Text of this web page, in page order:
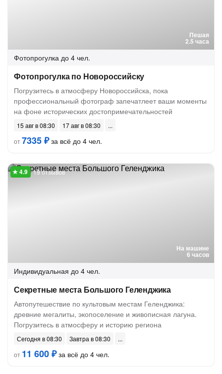
Пешая
2.5 часа
Фотопрогулка до 4 чел.
Фотопрогулка по Новороссийску
Погрузитесь в атмосферу Новороссийска, пока
профессиональный фотограф запечатлеет ваши моменты
на фоне исторических достопримечательностей
15 авг в 08:30
17 авг в 08:30
от7335 ₽за всё до 4 чел.
На машине
6 часов
19 отзывов
Индивидуальная до 4 чел.
Секретные места Большого Геленджика
Автопутешествие по культовым местам Геленджика:
древние мегалиты, экопоселение и живописная лагуна.
Погрузитесь в атмосферу и историю региона
Сегодня в 08:30
Завтра в 08:30
от 11 600 ₽за всё до 4 чел.